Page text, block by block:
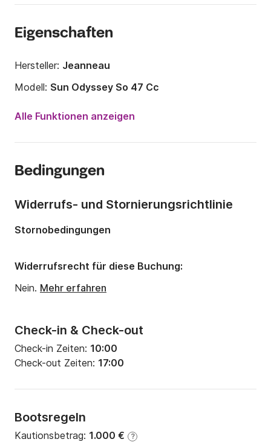
Eigenschaften
Hersteller: Jeanneau
Modell: Sun Odyssey So 47 Cc
Anzahl Schlafplätze:
Tiefgang:
2.1m
Motorleistung: 75PS
Alle Funktionen anzeigen
Bedingungen
Check-in & Check-out
Check-in Zeiten: 10:00
Check-out Zeiten: 17:00
Bootsregeln
Kautionsbetrag: 1.000 € ?
Widerrufs- und Stornierungsrichtlinie
Stornobedingungen
Widerrufsrecht für diese Buchung:
Nein. Mehr erfahren